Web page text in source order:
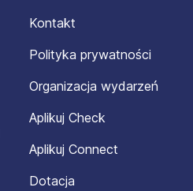
Kontakt
Polityka prywatności
Organizacja wydarzeń
Aplikuj Check
Aplikuj Connect
Dotacja